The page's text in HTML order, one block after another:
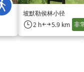
坡默勒侯林小径
2 h 5.9 km 非